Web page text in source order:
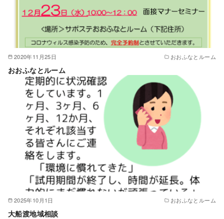
2020年11月25日 おおふなとルーム
おおふなとルーム
2025年10月1日 おおふなとルーム
大船渡地域相談